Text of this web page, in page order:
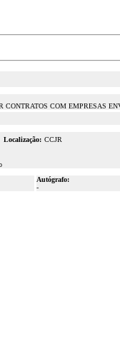
COM EMPRESAS
Localização: CCJR
Autógrafo:
-